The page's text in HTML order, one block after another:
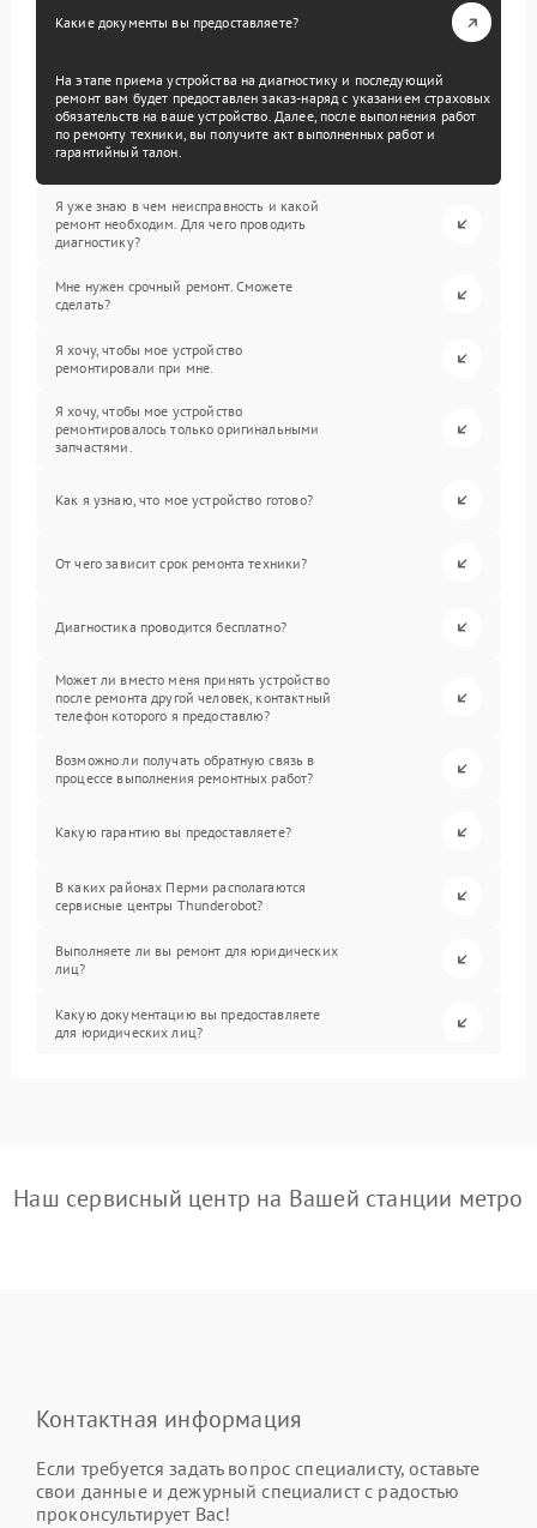
Какие документы вы предоставляете?
На этапе приема устройства на диагностику и последующий
ремонт вам будет предоставлен заказ-наряд с указанием страховых
обязательств на ваше устройство. Далее, после выполнения работ
по ремонту техники, вы получите акт выполненных работ и
гарантийный талон.
Я уже знаю в чем неисправность и какой
ремонт необходим. Для чего проводить
диагностику?
Мне нужен срочный ремонт. Сможете
сделать?
Я хочу, чтобы мое устройство
ремонтировали при мне.
Я хочу, чтобы мое устройство
ремонтировалось только оригинальными
запчастями.
Как я узнаю, что мое устройство готово?
От чего зависит срок ремонта техники?
Диагностика проводится бесплатно?
Может ли вместо меня принять устройство
после ремонта другой человек, контактный
телефон которого я предоставлю?
Возможно ли получать обратную связь в
процессе выполнения ремонтных работ?
Какую гарантию вы предоставляете?
В каких районах Перми располагаются
сервисные центры Thunderobot?
Выполняете ли вы ремонт для юридических
лиц?
Какую документацию вы предоставляете
для юридических лиц?
Наш сервисный центр на Вашей станции метро
Контактная информация
Если требуется задать вопрос специалисту, оставьте
свои данные и дежурный специалист с радостью
проконсультирует Вас!